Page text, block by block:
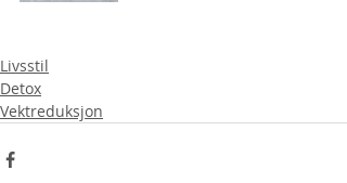
Livsstil
Detox
Vektreduksjon